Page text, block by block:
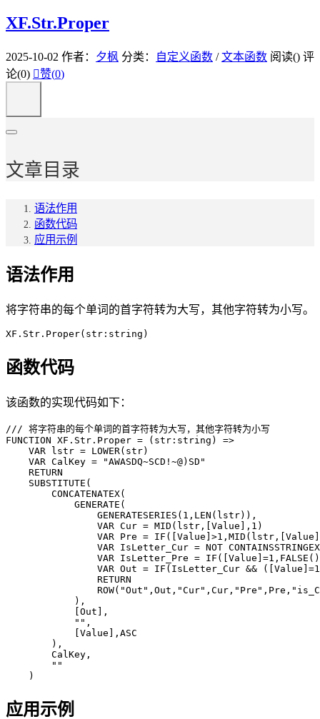
XF.Str.Proper
2025-10-02 作者： 夕枫 分类： 自定义函数 /文本函数 阅读() 评
论(0) 赞(0)
文章目录
语法作用
函数代码
应用示例
语法作用
将字符串的每个单词的首字符转为大写，其他字符转为小写。
XF.Str.Proper(str:string)
函数代码
该函数的实现代码如下：
/// 将字符串的每个单词的首字符转为大写，其他字符转为小写
FUNCTION XF.Str.Proper = (str:string) =>
    VAR lstr = LOWER(str)
    VAR CalKey = "AWASDQ~SCD!~@)SD"
    RETURN
    SUBSTITUTE(
        CONCATENATEX(
            GENERATE(
                GENERATESERIES(1,LEN(lstr)),
                VAR Cur = MID(lstr,[Value],1)
VAR Pre =
VAR IsLetter_Cur = NOT
VAR IsLetter_Pre =
VAR Out = IF(IsLetter_Cur &&
                RETURN
            ),
            [Out],
            "",
            [Value],ASC
        ),
        CalKey,
        ""
    )
应用示例